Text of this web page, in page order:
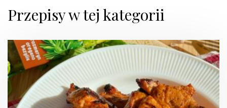
Przepisy w tej kategorii